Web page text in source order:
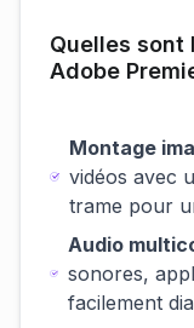
Quelles
Adobe
Montage
vidéos avec
trame pour
Audio
sonores,
facilement